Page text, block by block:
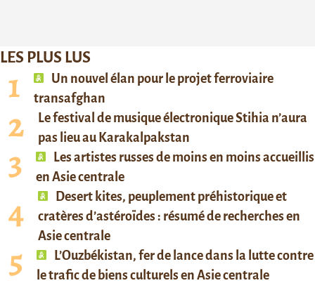
LES PLUS LUS
Un nouvel élan pour le projet ferroviaire
transafghan
Le festival de musique électronique Stihia n’aura
pas lieu au Karakalpakstan
Les artistes russes de moins en moins accueillis
en Asie centrale
Desert kites, peuplement préhistorique et
cratères d’astéroïdes : résumé de recherches en
Asie centrale
L’Ouzbékistan, fer de lance dans la lutte contre
le trafic de biens culturels en Asie centrale